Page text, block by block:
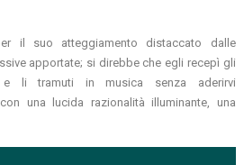
il suo atteggiamento distaccato dalle
apportate; si direbbe che egli recepì gli
li tramuti in musica senza aderirvi
una lucida razionalità illuminante, una